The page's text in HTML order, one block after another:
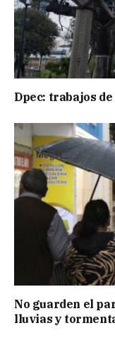
Dpec: trabajos
No guarden el
lluvias y